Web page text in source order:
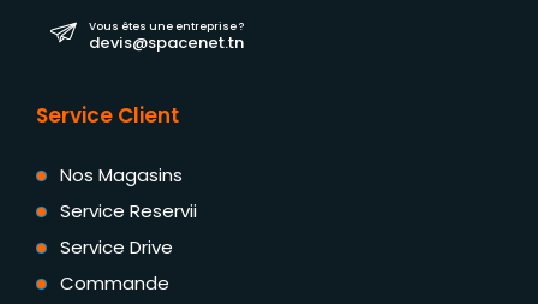
Vous êtes une entreprise ?
devis@spacenet.tn
Service Client
Nos Magasins
Service Reservii
Service Drive
Commande